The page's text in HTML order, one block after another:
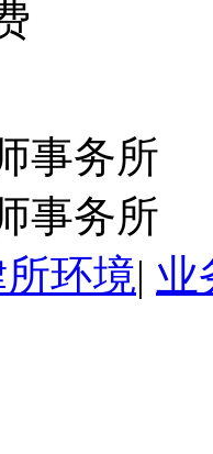
事务所
事务所
环境| 业